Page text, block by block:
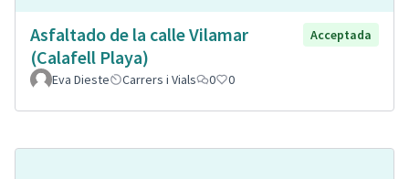
Asfaltado de la calle Vilamar
(Calafell Playa)
Acceptada
Eva Dieste Carrers i Vials 0 0